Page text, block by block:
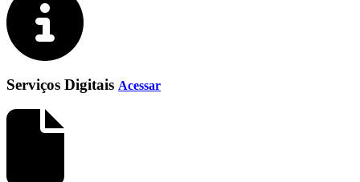
Serviços Digitais Acessar